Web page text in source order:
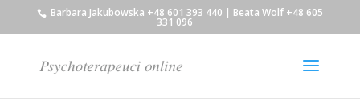
Barbara Jakubowska +48 601 393 440 | Beata Wolf +48 605
331 096